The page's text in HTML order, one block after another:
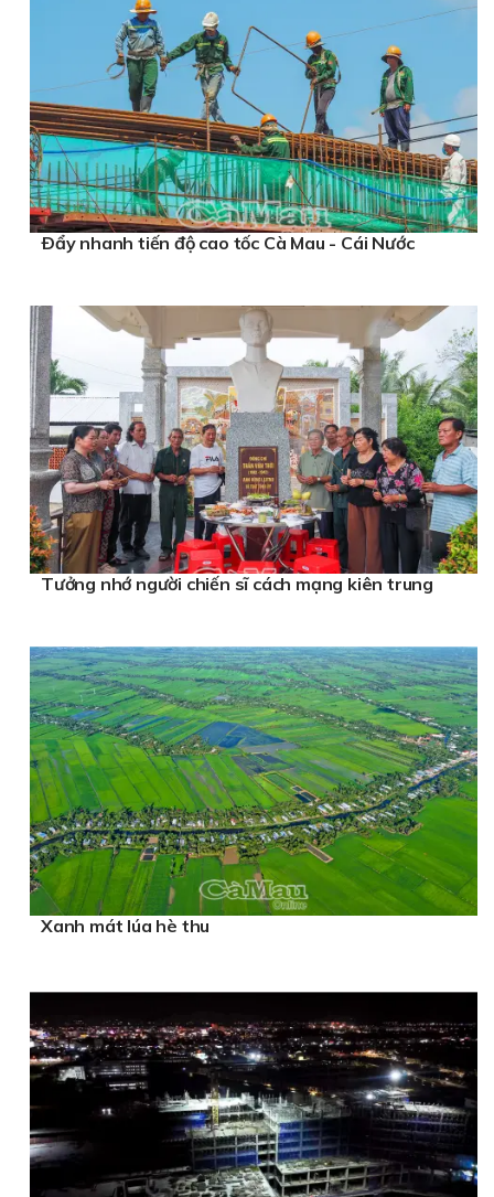
Ðẩy nhanh tiến độ cao tốc Cà Mau - Cái Nước
Tưởng nhớ người chiến sĩ cách mạng kiên trung
Xanh mát lúa hè thu